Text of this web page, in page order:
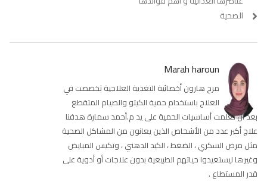
الصحية
Marah haroun
مرح هارون أخصائية التغذية العلاجية تخصصت في
العلاج باستخدام حمية الكيتو والصيام المتقطع
بعد أن تعلمت أساسيات الحمية على يد م.أحمد سمارة هدفنا
علاج أكبر عدد من الأشخاص الذين يعانون من المشاكل الصحية
مثل مرض السكري ، الضغط ، الكبد الدهني ، وتكيس المبايض
وغيرها ليستعيدوا حياتهم الطبيعية بدون علاجات أو أدوية على
قدر المستطاع .